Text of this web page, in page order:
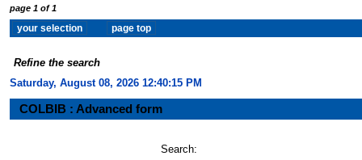
page 1 of 1
Refine the search
Saturday, August 08, 2026 12:40:15 PM
COLBIB : Advanced form
Search: